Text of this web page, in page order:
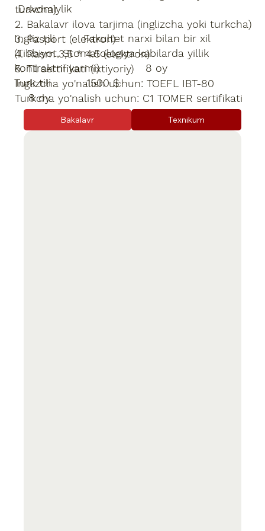
Davomiylik
Ingliz tili Fakultet narxi bilan bir xil
(Tibbiyot, Stomatologiya kabilarda yillik
kontraktni yarmi) 8 oy
Turk tili 1500 $
8 oy
turkcha)
2. Bakalavr ilova tarjima (inglizcha yoki turkcha)
3. Pasport (elektron)
4. Rasm 3,5 * 4.5 (elektron)
5. Til sertifikati (ixtiyoriy)
Inglizcha yo'nalish uchun: TOEFL IBT-80
Turkcha yo'nalish uchun: C1 TOMER sertifikati
Bakalavr Texnikum